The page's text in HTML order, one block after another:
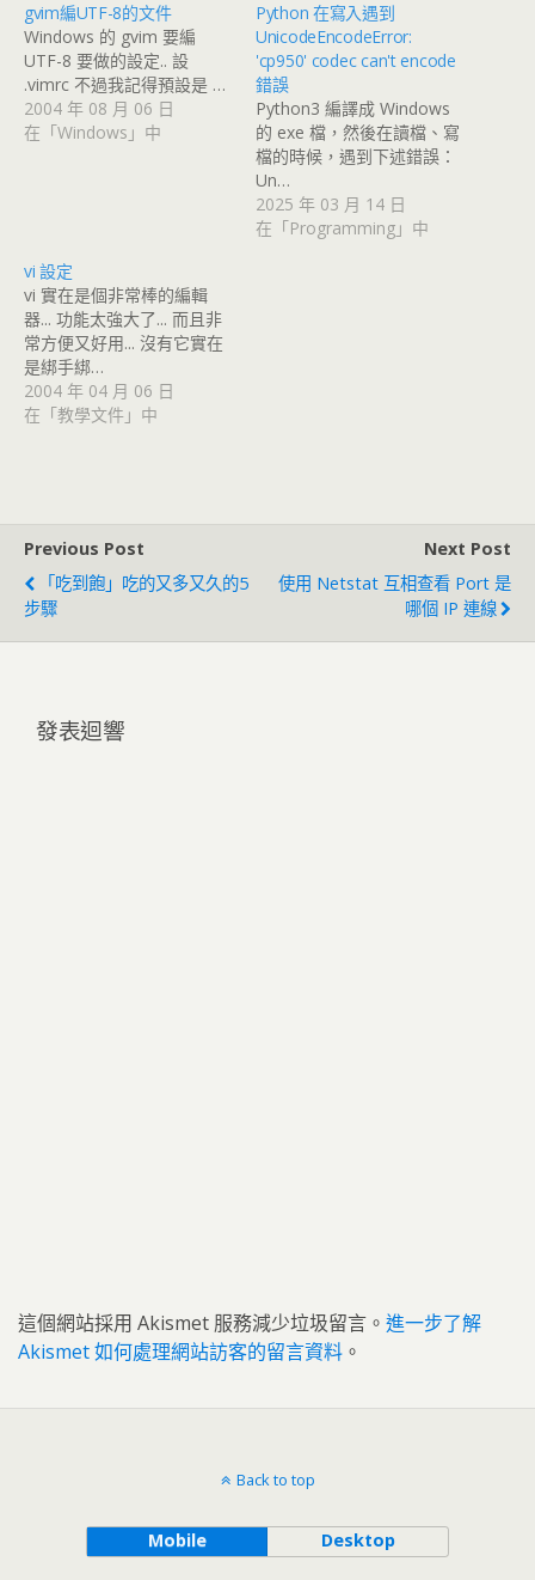
gvim編UTF-8的文件
Windows 的 gvim 要編
UTF-8 要做的設定.. 設
.vimrc 不過我記得預設是 …
2004 年 08 月 06 日
在「Windows」中
Python 在寫入遇到
UnicodeEncodeError:
'cp950' codec can't encode
錯誤
Python3 編譯成 Windows
的 exe 檔，然後在讀檔、寫
檔的時候，遇到下述錯誤：
Un…
2025 年 03 月 14 日
在「Programming」中
vi 設定
vi 實在是個非常棒的編輯
器... 功能太強大了... 而且非
常方便又好用... 沒有它實在
是綁手綁…
2004 年 04 月 06 日
在「教學文件」中
Previous Post
「吃到飽」吃的又多又久的5
步驟
Next Post
使用 Netstat 互相查看 Port 是
哪個 IP 連線
發表迴響
這個網站採用 Akismet 服務減少垃圾留言。 進一步了解
Akismet 如何處理網站訪客的留言資料 。
Back to top
Mobile Desktop